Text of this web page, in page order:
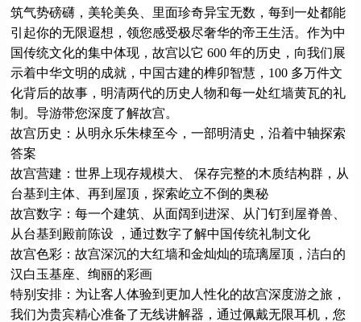
筑气势磅礴，美轮美奂、里面珍奇异宝无数，每到一处都能
引起你的无限遐想，领您感受极尽奢华的帝王生活。作为中
国传统文化的集中体现，故宫以它 600 年的历史，向我们展
示着中华文明的成就，中国古建的榫卯智慧，100 多万件文
化背后的故事，明清两代的历史人物和每一处红墙黄瓦的礼
制。导游带您深度了解故宫。
故宫历史：从明永乐朱棣至今，一部明清史，沿着中轴探索
答案
故宫营建：世界上现存规模大、 保存完整的木质结构群，从
台基到主体、再到屋顶，探索屹立不倒的奥秘
故宫数字：每一个建筑、从面阔到进深、从门钉到屋脊兽、
从台基到殿前陈设 ，通过数字了解中国传统礼制文化
故宫色彩：故宫深沉的大红墙和金灿灿的琉璃屋顶，洁白的
汉白玉基座、绚丽的彩画
特别安排：为让客人体验到更加人性化的故宫深度游之旅，
我们为贵宾精心准备了无线讲解器，通过佩戴无限耳机，您